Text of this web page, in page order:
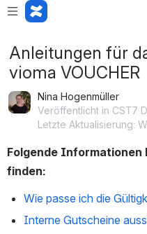
Anleitungen für
vioma VOUCHER
Nina Hogenmüller
Veröffentlicht in CST7
Letzte Aktualisierung:
Folgende Informationen
finden:
Wie passe ich die
Interne Gutscheine